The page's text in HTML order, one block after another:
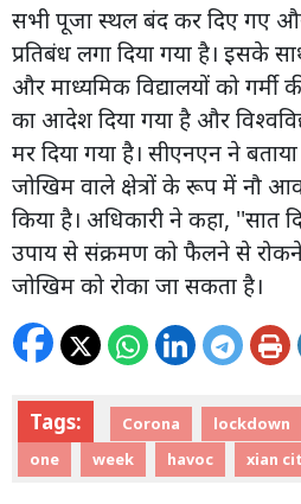
सभी पूजा स्थल बंद कर दिए गए और
प्रतिबंध लगा दिया गया है। इसके
और माध्यमिक विद्यालयों को गर्मी
का आदेश दिया गया है और
मर दिया गया है। सीएनएन ने
जोखिम वाले क्षेत्रों के रूप में नौ
किया है। अधिकारी ने कहा, ''सात
उपाय से संक्रमण को फैलने से
जोखिम को रोका जा सकता है।
Tags: Corona lockdown
one
week havoc xian